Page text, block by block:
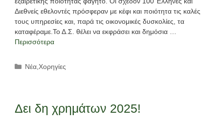
Διεθνείς εθελοντές πρόσφεραν με κέφι και ποιότητα τις καλές
τους υπηρεσίες και, παρά τις οικονομικές δυσκολίες, τα
καταφέραμε.Το Δ.Σ. θέλει να εκφράσει και δημόσια …
Περισσότερα
Κατηγορίες
Νέα Χορηγίες
Δει δη χρημάτων 2025!